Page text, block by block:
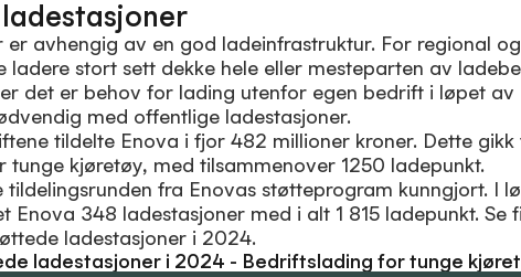
er avhengig av en god ladeinfrastruktur. For regional
ladere stort sett dekke hele eller mesteparten av
det er behov for lading utenfor egen bedrift i løpet av
med offentlige ladestasjoner.
tildelte Enova i fjor 482 millioner kroner. Dette
kjøretøy, med tilsammenover 1250 ladepunkt.
tildelingsrunden fra Enovas støtteprogram kunngjort. I
348 ladestasjoner med i alt 1 815 ladepunkt. Se
ladestasjoner i 2024.
ladestasjoner i 2024 - Bedriftslading for tunge